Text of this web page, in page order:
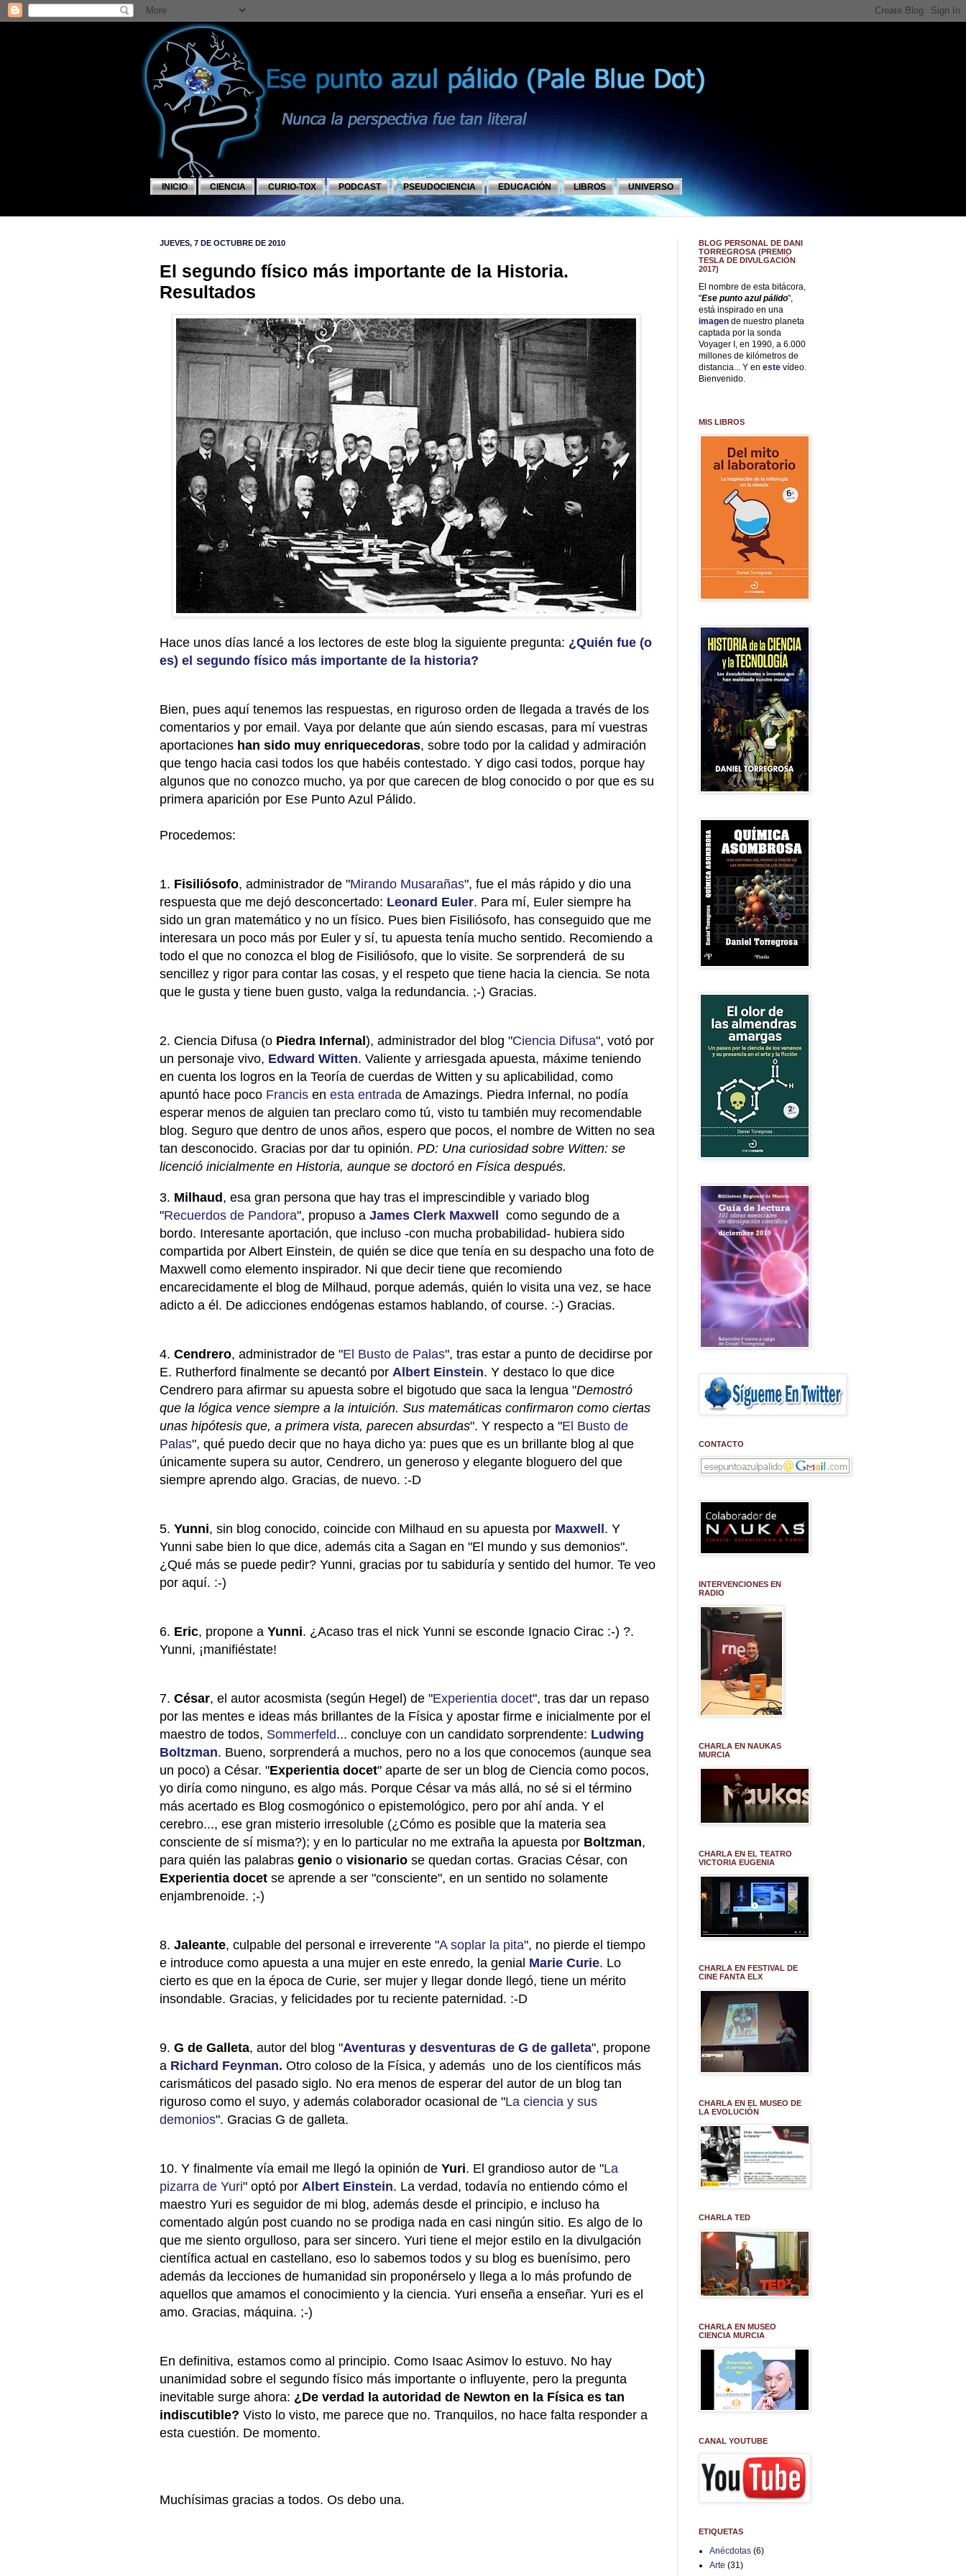
INICIO CIENCIA CURIO-TOX PODCAST PSEUDOCIENCIA EDUCACIÓN LIBROS UNIVERSO
JUEVES, 7 DE OCTUBRE DE 2010
El segundo físico más importante de la Historia.
Resultados
Hace unos días lancé a los lectores de este blog la siguiente pregunta: ¿Quién fue (o
es) el segundo físico más importante de la historia?
Bien, pues aquí tenemos las respuestas, en riguroso orden de llegada a través de los
comentarios y por email. Vaya por delante que aún siendo escasas, para mí vuestras
aportaciones han sido muy enriquecedoras, sobre todo por la calidad y admiración
que tengo hacia casi todos los que habéis contestado. Y digo casi todos, porque hay
algunos que no conozco mucho, ya por que carecen de blog conocido o por que es su
primera aparición por Ese Punto Azul Pálido.
Procedemos:
1. Fisiliósofo, administrador de "Mirando Musarañas", fue el más rápido y dio una
respuesta que me dejó desconcertado: Leonard Euler. Para mí, Euler siempre ha
sido un gran matemático y no un físico. Pues bien Fisiliósofo, has conseguido que me
interesara un poco más por Euler y sí, tu apuesta tenía mucho sentido. Recomiendo a
todo el que no conozca el blog de Fisiliósofo, que lo visite. Se sorprenderá de su
sencillez y rigor para contar las cosas, y el respeto que tiene hacia la ciencia. Se nota
que le gusta y tiene buen gusto, valga la redundancia. ;-) Gracias.
2. Ciencia Difusa (o Piedra Infernal), administrador del blog "Ciencia Difusa", votó por
un personaje vivo, Edward Witten. Valiente y arriesgada apuesta, máxime teniendo
en cuenta los logros en la Teoría de cuerdas de Witten y su aplicabilidad, como
apuntó hace poco Francis en esta entrada de Amazings. Piedra Infernal, no podía
esperar menos de alguien tan preclaro como tú, visto tu también muy recomendable
blog. Seguro que dentro de unos años, espero que pocos, el nombre de Witten no sea
tan desconocido. Gracias por dar tu opinión. PD: Una curiosidad sobre Witten: se
licenció inicialmente en Historia, aunque se doctoró en Física después.
3. Milhaud, esa gran persona que hay tras el imprescindible y variado blog
"Recuerdos de Pandora", propuso a James Clerk Maxwell como segundo de a
bordo. Interesante aportación, que incluso -con mucha probabilidad- hubiera sido
compartida por Albert Einstein, de quién se dice que tenía en su despacho una foto de
Maxwell como elemento inspirador. Ni que decir tiene que recomiendo
encarecidamente el blog de Milhaud, porque además, quién lo visita una vez, se hace
adicto a él. De adicciones endógenas estamos hablando, of course. :-) Gracias.
4. Cendrero, administrador de "El Busto de Palas", tras estar a punto de decidirse por
E. Rutherford finalmente se decantó por Albert Einstein. Y destaco lo que dice
Cendrero para afirmar su apuesta sobre el bigotudo que saca la lengua "Demostró
que la lógica vence siempre a la intuición. Sus matemáticas confirmaron como ciertas
unas hipótesis que, a primera vista, parecen absurdas". Y respecto a "El Busto de
Palas", qué puedo decir que no haya dicho ya: pues que es un brillante blog al que
únicamente supera su autor, Cendrero, un generoso y elegante bloguero del que
siempre aprendo algo. Gracias, de nuevo. :-D
5. Yunni, sin blog conocido, coincide con Milhaud en su apuesta por Maxwell. Y
Yunni sabe bien lo que dice, además cita a Sagan en "El mundo y sus demonios".
¿Qué más se puede pedir? Yunni, gracias por tu sabiduría y sentido del humor. Te veo
por aquí. :-)
6. Eric, propone a Yunni. ¿Acaso tras el nick Yunni se esconde Ignacio Cirac :-) ?.
Yunni, ¡manifiéstate!
7. César, el autor acosmista (según Hegel) de "Experientia docet", tras dar un repaso
por las mentes e ideas más brillantes de la Física y apostar firme e inicialmente por el
maestro de todos, Sommerfeld... concluye con un candidato sorprendente: Ludwing
Boltzman. Bueno, sorprenderá a muchos, pero no a los que conocemos (aunque sea
un poco) a César. "Experientia docet" aparte de ser un blog de Ciencia como pocos,
yo diría como ninguno, es algo más. Porque César va más allá, no sé si el término
más acertado es Blog cosmogónico o epistemológico, pero por ahí anda. Y el
cerebro..., ese gran misterio irresoluble (¿Cómo es posible que la materia sea
consciente de sí misma?); y en lo particular no me extraña la apuesta por Boltzman,
para quién las palabras genio o visionario se quedan cortas. Gracias César, con
Experientia docet se aprende a ser "consciente", en un sentido no solamente
enjambrenoide. ;-)
8. Jaleante, culpable del personal e irreverente "A soplar la pita", no pierde el tiempo
e introduce como apuesta a una mujer en este enredo, la genial Marie Curie. Lo
cierto es que en la época de Curie, ser mujer y llegar donde llegó, tiene un mérito
insondable. Gracias, y felicidades por tu reciente paternidad. :-D
9. G de Galleta, autor del blog "Aventuras y desventuras de G de galleta", propone
a Richard Feynman. Otro coloso de la Física, y además uno de los científicos más
carismáticos del pasado siglo. No era menos de esperar del autor de un blog tan
riguroso como el suyo, y además colaborador ocasional de "La ciencia y sus
demonios". Gracias G de galleta.
10. Y finalmente vía email me llegó la opinión de Yuri. El grandioso autor de "La
pizarra de Yuri" optó por Albert Einstein. La verdad, todavía no entiendo cómo el
maestro Yuri es seguidor de mi blog, además desde el principio, e incluso ha
comentado algún post cuando no se prodiga nada en casi ningún sitio. Es algo de lo
que me siento orgulloso, para ser sincero. Yuri tiene el mejor estilo en la divulgación
científica actual en castellano, eso lo sabemos todos y su blog es buenísimo, pero
además da lecciones de humanidad sin proponérselo y llega a lo más profundo de
aquellos que amamos el conocimiento y la ciencia. Yuri enseña a enseñar. Yuri es el
amo. Gracias, máquina. ;-)
En definitiva, estamos como al principio. Como Isaac Asimov lo estuvo. No hay
unanimidad sobre el segundo físico más importante o influyente, pero la pregunta
inevitable surge ahora: ¿De verdad la autoridad de Newton en la Física es tan
indiscutible? Visto lo visto, me parece que no. Tranquilos, no hace falta responder a
esta cuestión. De momento.
Muchísimas gracias a todos. Os debo una.
BLOG PERSONAL DE DANI
TORREGROSA (PREMIO
TESLA DE DIVULGACIÓN
2017)
El nombre de esta bitácora,
"Ese punto azul pálido",
está inspirado en una
imagen de nuestro planeta
captada por la sonda
Voyager I, en 1990, a 6.000
millones de kilómetros de
distancia... Y en este vídeo.
Bienvenido.
MIS LIBROS
CONTACTO
INTERVENCIONES EN
RADIO
CHARLA EN NAUKAS
MURCIA
CHARLA EN EL TEATRO
VICTORIA EUGENIA
CHARLA EN FESTIVAL DE
CINE FANTA ELX
CHARLA EN EL MUSEO DE
LA EVOLUCIÓN
CHARLA TED
CHARLA EN MUSEO
CIENCIA MURCIA
CANAL YOUTUBE
ETIQUETAS
Anécdotas (6)
Arte (31)